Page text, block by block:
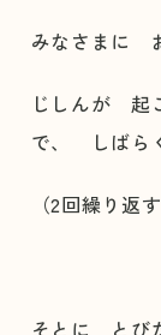
みなさまに
じしんが 起
で、 しばら
（2回繰り返す
そとに とび